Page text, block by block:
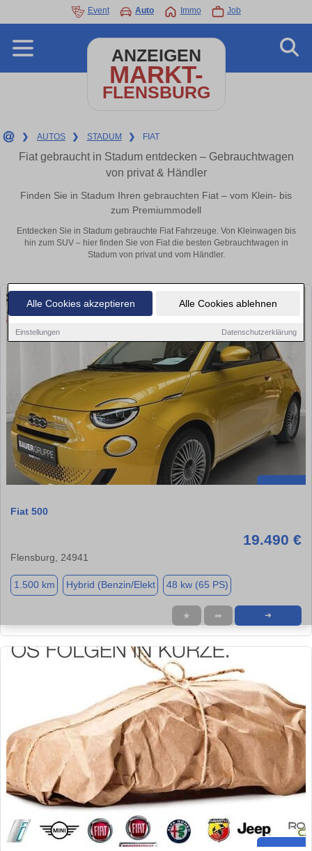
Alle Cookies akzeptieren Alle Cookies ablehnen
Einstellungen Datenschutzerklärung
Event Auto Immo Job
ANZEIGEN
MARKT-
FLENSBURG
❯ AUTOS ❯ STADUM ❯ FIAT
Fiat gebraucht in Stadum entdecken – Gebrauchtwagen
von privat & Händler
Finden Sie in Stadum Ihren gebrauchten Fiat – vom Klein- bis
zum Premiummodell
Entdecken Sie in Stadum gebrauchte Fiat Fahrzeuge. Von Kleinwagen bis
hin zum SUV – hier finden Sie von Fiat die besten Gebrauchtwagen in
Stadum von privat und vom Händler.
Fiat 500
19.490 €
Flensburg, 24941
1.500 km Hybrid (Benzin/Elekt 48 kw (65 PS)
★ ➦ ➜